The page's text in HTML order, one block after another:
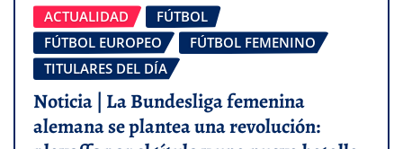
ACTUALIDAD
FÚTBOL
FÚTBOL EUROPEO
FÚTBOL FEMENINO
TITULARES DEL DÍA
Noticia | La Bundesliga femenina
alemana se plantea una revolución: